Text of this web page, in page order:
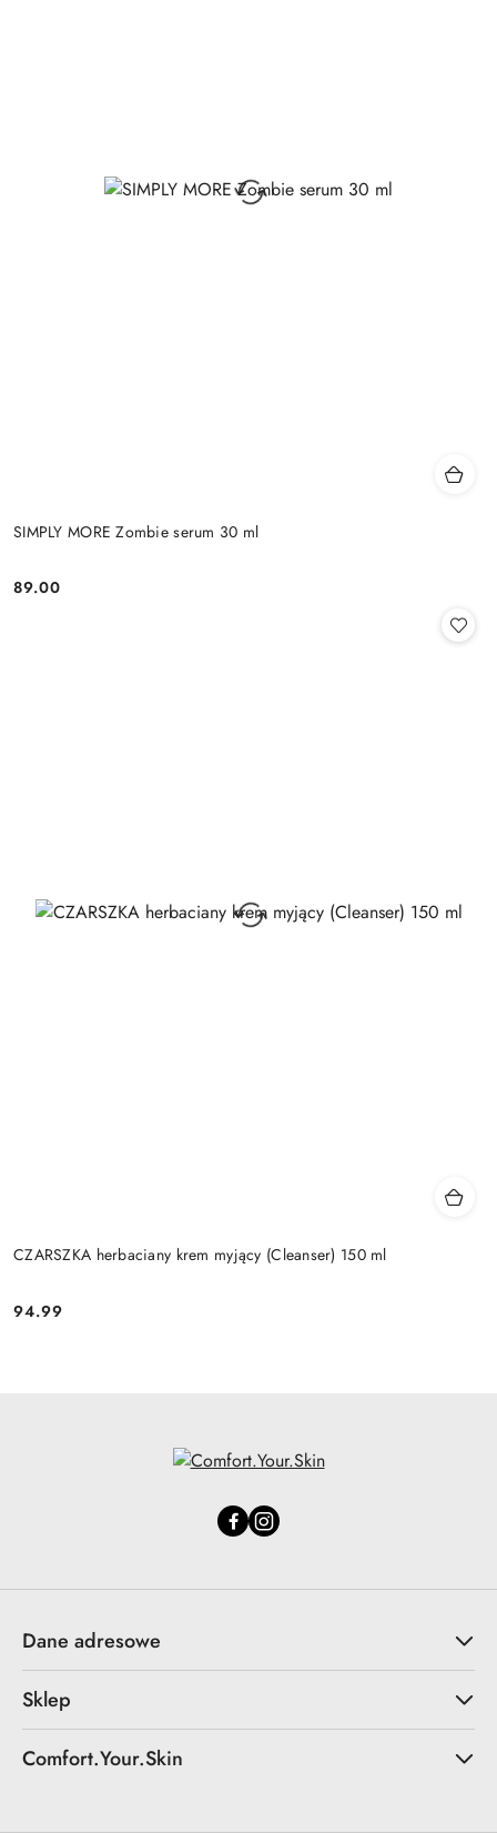
SIMPLY MORE Zombie serum 30 ml
Cena:
89.00
CZARSZKA herbaciany krem myjący (Cleanser) 150 ml
Cena:
94.99
Dane adresowe
Sklep
Comfort.Your.Skin